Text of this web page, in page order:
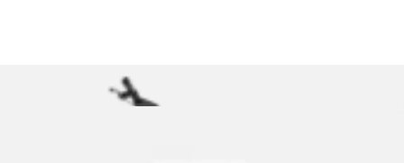
Barfußschuh »Wynona 06« Slipper, Schlüpfschuh,
Halbschuh, elastische Schnürsenkeln,...